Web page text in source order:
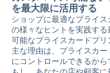
を最大限に活用する
ショップに最適なプライ
の様々なヒントを実践す
可能なプライスカードプリ
主な理由は、プライスカ
にコントロールできるから